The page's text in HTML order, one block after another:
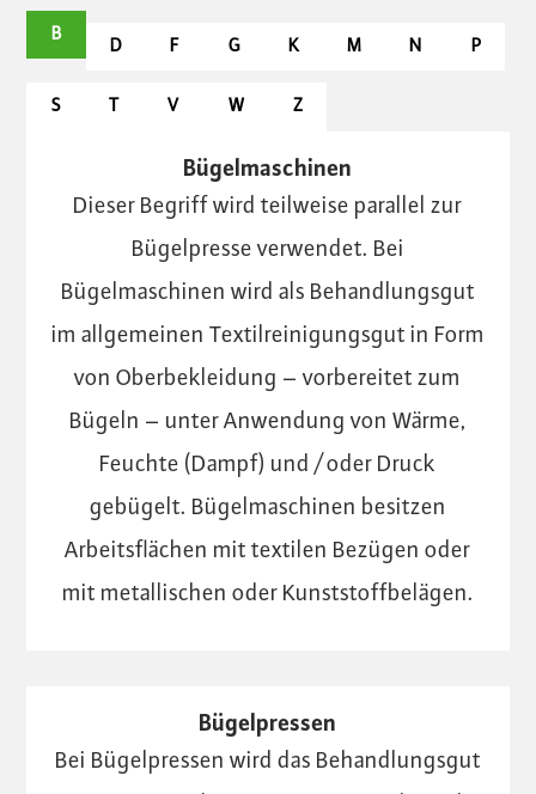
B
D F G K M N P
S T V W Z
Bügelmaschinen
Dieser Begriff wird teilweise parallel zur
Bügelpresse verwendet. Bei
Bügelmaschinen wird als Behandlungsgut
im allgemeinen Textilreinigungsgut in Form
von Oberbekleidung – vorbereitet zum
Bügeln – unter Anwendung von Wärme,
Feuchte (Dampf) und / oder Druck
gebügelt. Bügelmaschinen besitzen
Arbeitsflächen mit textilen Bezügen oder
mit metallischen oder Kunststoffbelägen.
Bügelpressen
Bei Bügelpressen wird das Behandlungsgut